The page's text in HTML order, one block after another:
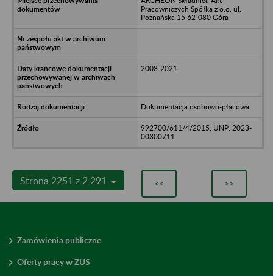
Pracowniczych Spółka z o.o. ul.
Poznańska 15 62-080 Góra
2008-2021
Dokumentacja osobowo-płacowa
992700/611/4/2015; UNP: 2023-
00300711
Strona 2251 z 2 291 << >>
Zamówienia publiczne
Oferty pracy w ZUS